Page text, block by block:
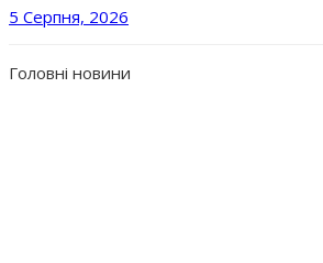
5 Серпня, 2026
Головні новини